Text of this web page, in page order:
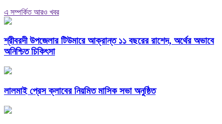
এ সম্পর্কিত আরও খবর
শ্রীবরদী উপজেলার টিউমারে আক্রান্ত ১১ বছরের রাশেদ, অর্থের অভাবে
অনিশ্চিত চিকিৎসা
লালমাই প্রেস ক্লাবের নিয়মিত মাসিক সভা অনুষ্ঠিত